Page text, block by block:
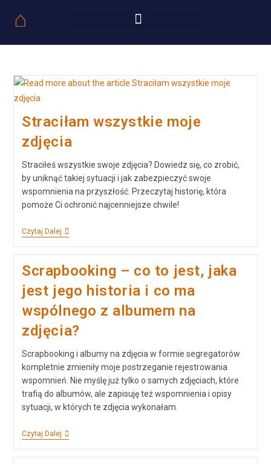
⌂
Straciłam wszystkie moje
zdjęcia
Straciłeś wszystkie swoje zdjęcia? Dowiedz się, co zrobić,
by uniknąć takiej sytuacji i jak zabezpieczyć swoje
wspomnienia na przyszłość. Przeczytaj historię, która
pomoże Ci ochronić najcenniejsze chwile!
Czytaj Dalej
Scrapbooking – co to jest, jaka
jest jego historia i co ma
wspólnego z albumem na
zdjęcia?
Scrapbooking i albumy na zdjęcia w formie segregatorów
kompletnie zmieniły moje postrzeganie rejestrowania
wspomnień. Nie myślę już tylko o samych zdjęciach, które
trafią do albumów, ale zapisuję też wspomnienia i opisy
sytuacji, w których te zdjęcia wykonałam.
Czytaj Dalej